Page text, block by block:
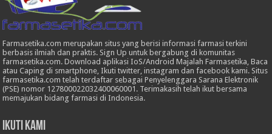
Farmasetika.com merupakan situs yang berisi informasi farmasi terkini
berbasis ilmiah dan praktis. Sign Up untuk bergabung di komunitas
farmasetika.com. Download aplikasi IoS/Android Majalah Farmasetika, Baca
atau Caping di smartphone, Ikuti twitter, instagram dan facebook kami. Situs
farmasetika.com telah terdaftar sebagai Penyelenggara Sarana Elektronik
(PSE) nomor 127800022032400060001. Terimakasih telah ikut bersama
memajukan bidang farmasi di Indonesia.
Ikuti Kami